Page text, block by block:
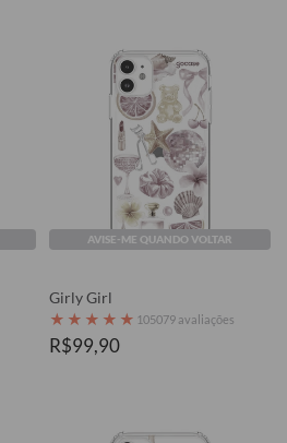
AVISE-ME QUANDO VOLTAR
Girly Girl
★ ★ ★ ★ ★ 105079 avaliações
R$99,90